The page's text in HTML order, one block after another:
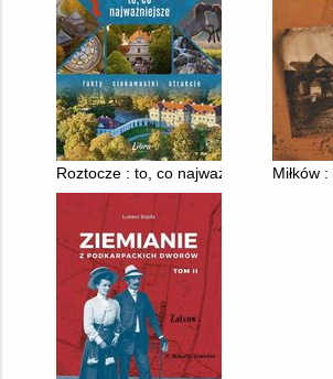
Roztocze : to, co najważniejszeMiłków